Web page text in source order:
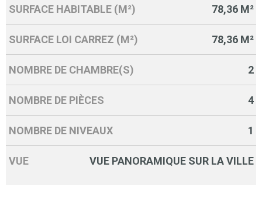
SURFACE HABITABLE (M²) 78,36 M²
SURFACE LOI CARREZ (M²) 78,36 M²
NOMBRE DE CHAMBRE(S) 2
NOMBRE DE PIÈCES 4
NOMBRE DE NIVEAUX 1
VUE VUE PANORAMIQUE SUR LA VILLE